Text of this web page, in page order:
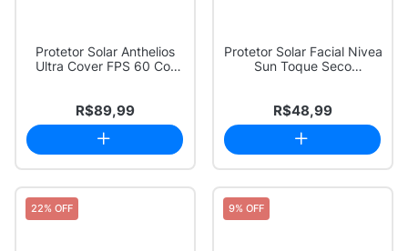
Protetor Solar Anthelios
Ultra Cover FPS 60 Cor
R$89,99
Protetor Solar Facial Nivea
Sun Toque Seco
R$48,99
22% OFF 9% OFF